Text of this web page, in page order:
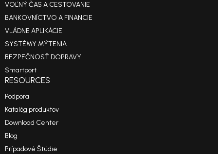
VOĽNÝ ČAS A CESTOVANIE
BANKOVNÍCTVO A FINANCIE
VLÁDNE APLIKÁCIE
SYSTÉMY MÝTENIA
BEZPEČNOSŤ DOPRAVY
Smartport
RESOURCES
Podpora
Katalóg produktov
Download Center
Blog
Prípadové Štúdie